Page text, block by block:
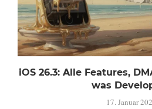
iOS 26.3: Alle Features,
was
17. Januar